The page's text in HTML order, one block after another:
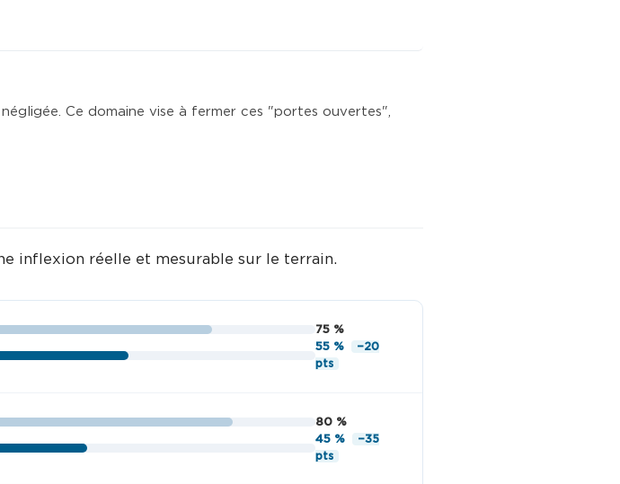
Ce domaine vise à fermer ces "portes ouvertes",
inflexion réelle et mesurable sur le terrain.
75 %
55 %
−20
pts
80 %
45 %
−35
pts